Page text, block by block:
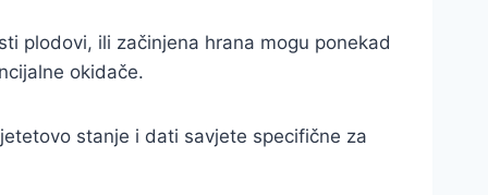
plodovi, ili začinjena hrana mogu ponekad
okidače.
stanje i dati savjete specifične za